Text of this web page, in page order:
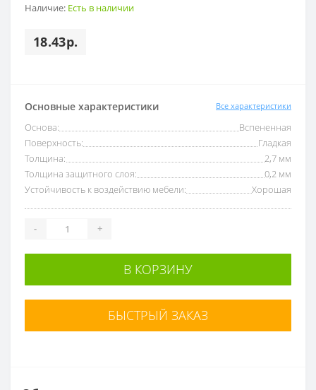
Наличие: Есть в наличии
18.43р.
Основные характеристики Все характеристики
Основа:
Вспененная
Поверхность:
Гладкая
Толщина:
2,7 мм
Толщина защитного слоя:
0,2 мм
Устойчивость к воздействию мебели:
Хорошая
- +
В КОРЗИНУ
БЫСТРЫЙ ЗАКАЗ